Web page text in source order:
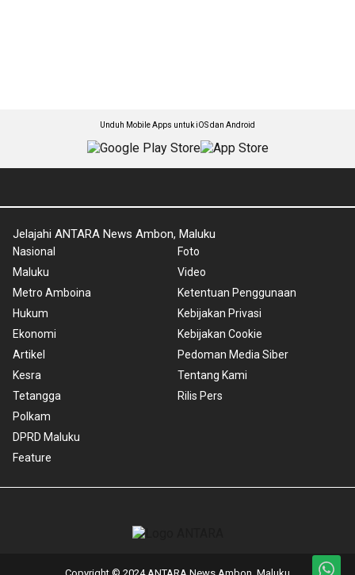
Unduh Mobile Apps untuk iOS dan Android
Jelajahi ANTARA News Ambon, Maluku
Nasional
Maluku
Metro Amboina
Hukum
Ekonomi
Artikel
Kesra
Tetangga
Polkam
DPRD Maluku
Feature
Foto
Video
Ketentuan Penggunaan
Kebijakan Privasi
Kebijakan Cookie
Pedoman Media Siber
Tentang Kami
Rilis Pers